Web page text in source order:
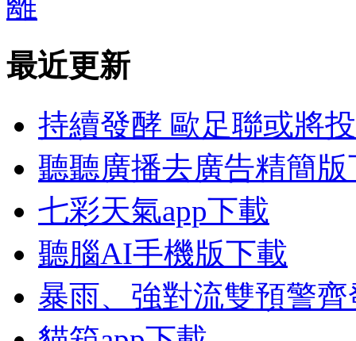
最近更新
持續發酵 歐足聯或將
聽聽廣播去廣告精簡版
七彩天氣app下載
聽腦AI手機版下載
暴雨、強對流雙預警